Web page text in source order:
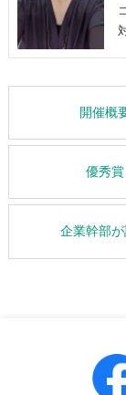
開催概
優秀賞
企業幹部